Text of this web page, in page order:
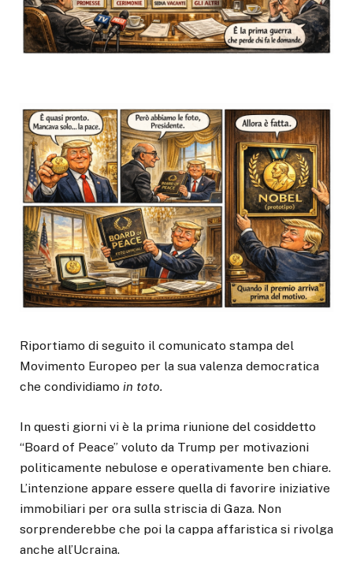
Riportiamo di seguito il comunicato stampa del
Movimento Europeo per la sua valenza democratica
che condividiamo in toto.
In questi giorni vi è la prima riunione del cosiddetto
“Board of Peace” voluto da Trump per motivazioni
politicamente nebulose e operativamente ben chiare.
L’intenzione appare essere quella di favorire iniziative
immobiliari per ora sulla striscia di Gaza. Non
sorprenderebbe che poi la cappa affaristica si rivolga
anche all’Ucraina.